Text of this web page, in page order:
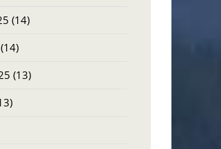
(14)
(13)